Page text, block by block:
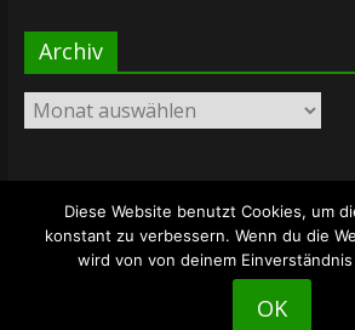
Archiv
Archiv
Copyright © 2026The Lost Dungeon.
Theme: ColorMag vonThemeGrill.
WordPress
Diese Website benutzt Cookies, um
konstant zu verbessern. Wenn du die
wird von von deinem
OK